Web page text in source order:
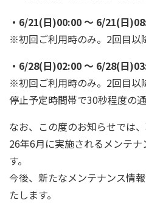
・6/21(日)00:00 ～ 6/21(日
※初回ご利用時のみ。2回目以
・6/28(日)02:00 ～ 6/28(日
※初回ご利用時のみ。2回目以
停止予定時間帯で30秒程度の
なお、この度のお知らせでは
26年6月に実施されるメンテ
す。
今後、新たなメンテナンス情
たします。